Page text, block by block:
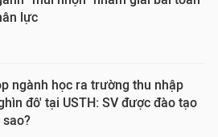
lực
ngành học ra trường thu nhập
đô' tại USTH: SV được đào tạo
sao?